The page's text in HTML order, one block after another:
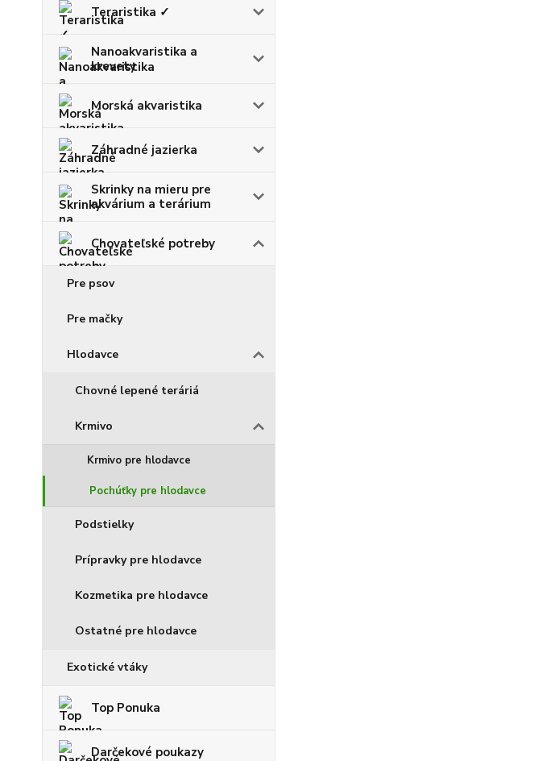
Teraristika ✓
Nanoakvaristika a
krevety
Morská akvaristika
Záhradné jazierka
Skrinky na mieru pre
akvárium a terárium
Chovateľské potreby
Pre psov
Pre mačky
Hlodavce
Chovné lepené teráriá
Krmivo
Krmivo pre hlodavce
Pochúťky pre hlodavce
Podstielky
Prípravky pre hlodavce
Kozmetika pre hlodavce
Ostatné pre hlodavce
Exotické vtáky
Top Ponuka
Darčekové poukazy